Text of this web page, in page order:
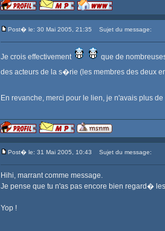
Post� le: 30 Mai 2005, 21:35 Sujet du message:
Je crois effectivement
que de
des acteurs de la s�rie (les membres des
En revanche, merci pour le lien, je n'avais plus
Post� le: 31 Mai 2005, 10:43 Sujet du message:
Hihi, marrant comme message.
Je pense que tu n'as pas encore bien regard�
Yop !